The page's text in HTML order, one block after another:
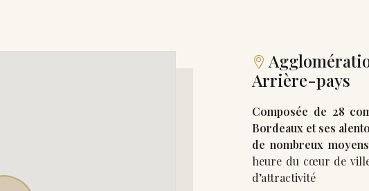
Arrière-pays
Composée de 28
Bordeaux et ses
de nombreux
heure du cœur de